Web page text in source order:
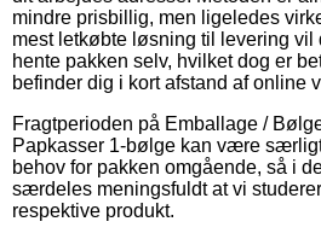
mindre prisbillig, men ligeledes
mest letkøbte løsning til levering
hente pakken selv, hvilket dog er
befinder dig i kort afstand af online
Fragtperioden på Emballage /
Papkasser 1-bølge kan være
behov for pakken omgående, så i
særdeles meningsfuldt at vi
respektive produkt.